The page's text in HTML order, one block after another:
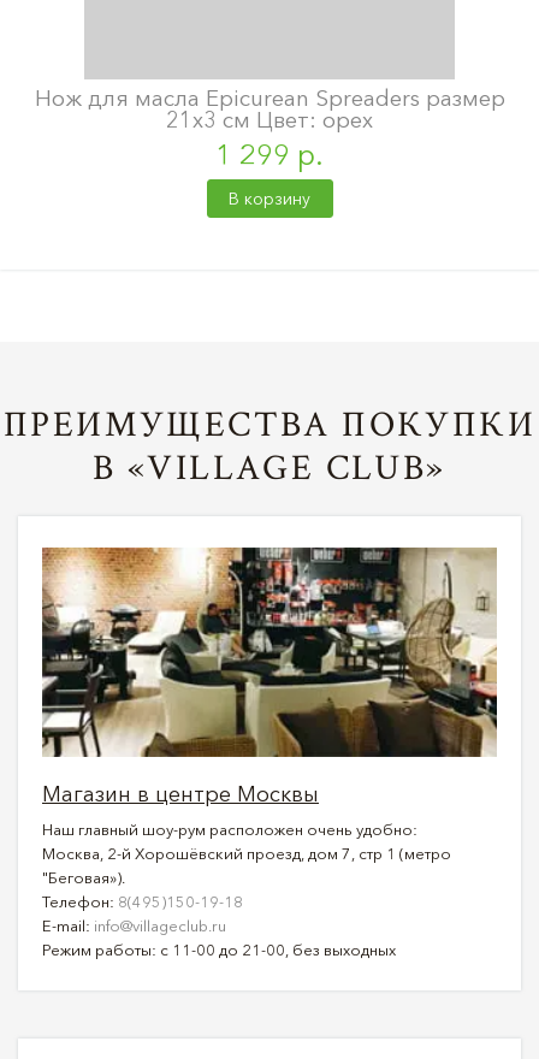
Нож для масла Epicurean Spreaders размер
21х3 см Цвет: орех
1 299 р.
В корзину
ПРЕИМУЩЕСТВА ПОКУПКИ
В «VILLAGE CLUB»
Магазин в центре Москвы
Наш главный шоу-рум расположен очень удобно:
Москва, 2-й Хорошёвский проезд, дом 7, стр 1 (метро
"Беговая»).
Телефон: 8(495)150-19-18
E-mail: info@villageclub.ru
Режим работы: с 11-00 до 21-00, без выходных